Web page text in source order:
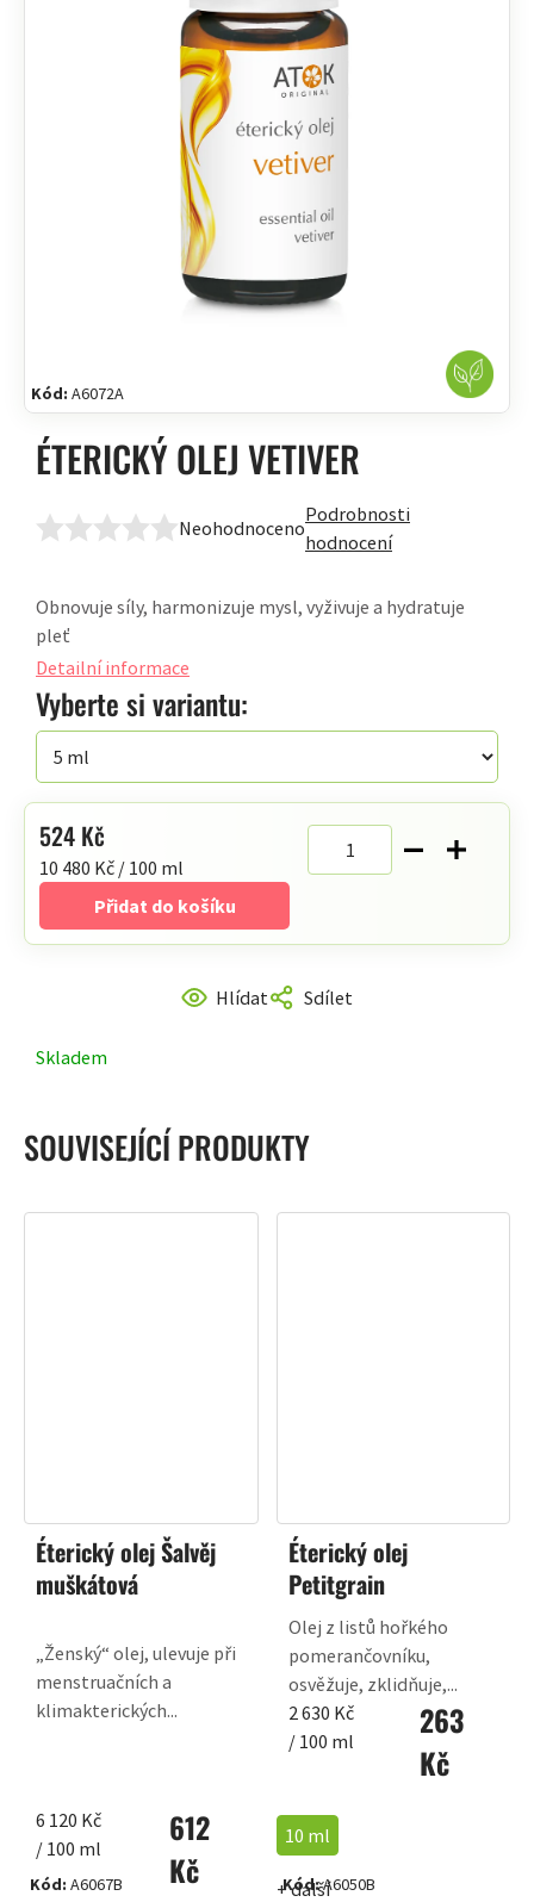
Kód: A6072A
ÉTERICKÝ OLEJ VETIVER
Průměrné
produktu
je
z
5
hvězdiček.
Neohodnoceno
Podrobnosti
hodnocení
Skladem
Vyberte si variantu:
Obnovuje síly, harmonizuje mysl, vyživuje a hydratuje
pleť
Detailní informace
Hlídat Sdílet
524 Kč
Měrná
10 480 Kč / 100 ml
Přidat do košíku
SOUVISEJÍCÍ PRODUKTY
Éterický olej Šalvěj
muškátová
612
Kč
Měrná
cena:
6 120 Kč
/ 100 ml
„Ženský“ olej, ulevuje při
menstruačních a
klimakterických...
Kód: A6067B
Éterický olej
Petitgrain
263
Kč
Měrná
cena:
2 630 Kč
/ 100 ml
Olej z listů hořkého
pomerančovníku,
osvěžuje, zklidňuje,...
10 ml
+ další
Kód:A6050B